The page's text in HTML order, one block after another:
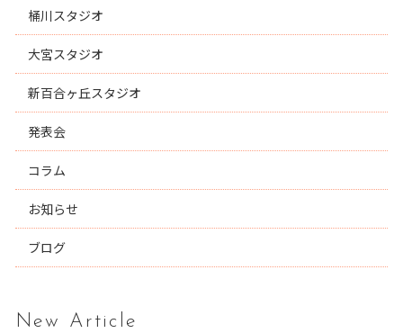
桶川スタジオ
大宮スタジオ
新百合ヶ丘スタジオ
発表会
コラム
お知らせ
ブログ
New Article